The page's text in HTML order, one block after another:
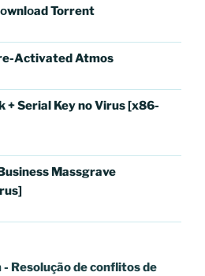
Torrent
Activated Atmos
+ Serial Key no Virus [x86-
Massgrave
Resolução de conflitosde